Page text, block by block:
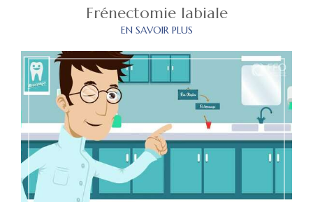
Frénectomie labiale
EN SAVOIR PLUS